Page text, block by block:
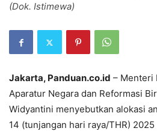
(Dok. Istimewa)
Jakarta, Panduan.co.id – Menteri
Aparatur Negara dan Reformasi
Widyantini menyebutkan alokasi
14 (tunjangan hari raya/THR)